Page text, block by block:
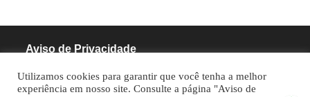
Aviso de Privacidade
RODRIGUES PINHEIRO ADVOCACIA S/S
Utilizamos cookies para garantir que você tenha a melhor
experiência em nosso site. Consulte a página "Aviso de